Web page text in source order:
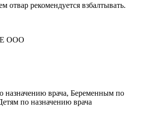
отвар рекомендуется взбалтывать.
ООО
врача, Беременным по
по назначению врача